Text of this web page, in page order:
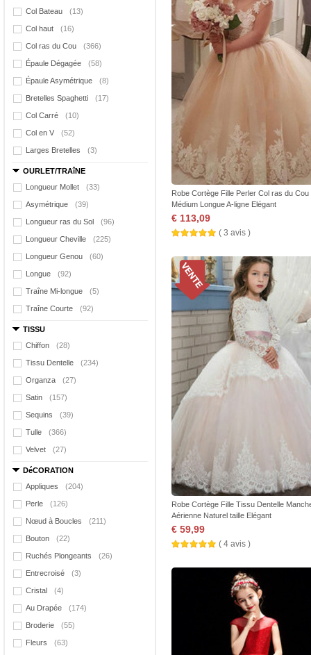
Col Bateau
(13)
Col haut (16)
Col ras du Cou (366)
Épaule Dégagée (58)
Épaule Asymétrique (8)
Bretelles Spaghetti (17)
Col Carré (10)
Col en V (52)
Larges Bretelles (3)
OURLET/TRAîNE
Longueur Mollet
(33)
Asymétrique (39)
Longueur ras du Sol (96)
Longueur Cheville (225)
Longueur Genou (60)
Longue (92)
Traîne Mi-longue (5)
Traîne Courte (92)
TISSU
Chiffon
(28)
Tissu Dentelle (234)
Organza (27)
Satin (157)
Sequins (39)
Tulle (366)
Velvet (27)
DéCORATION
Appliques
(204)
Perle (126)
Nœud à Boucles (211)
Bouton (22)
Ruchés Plongeants (26)
Entrecroisé (3)
Cristal (4)
Au Drapée (174)
Broderie (55)
Fleurs (63)
Robe Cortège Fille Perler Col ras du Cou
Médium Longue A-ligne Elégant
€ 113,09
( 3 avis )
Robe Cortège Fille Tissu Dentelle
Aérienne Naturel taille Elégant
€ 59,99
( 4 avis )